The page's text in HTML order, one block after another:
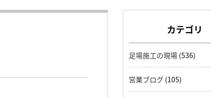
カテゴリ
足場施工の現場 (536)
営業ブログ (105)